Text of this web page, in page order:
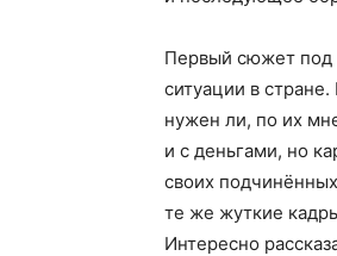
Первый сюжет под
ситуации в
нужен ли, по их
и с деньгами, но
своих
те же жуткие
Интересно